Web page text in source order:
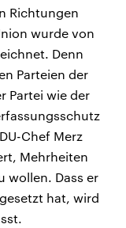
Richtungen
wurde von
Denn
Parteien der
Partei wie der
Chef Merz
Mehrheiten
wollen. Dass er
hat, wird